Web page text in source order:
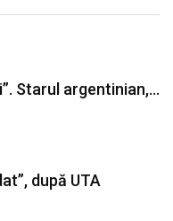
Starul argentinian,…
după UTA